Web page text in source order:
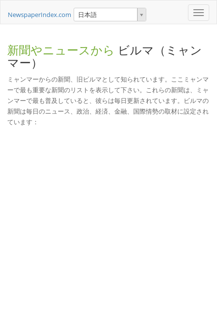
Toggle
NewspaperIndex.com 日本語
新聞やニュースから ビルマ（ミャン
マー）
ミャンマーからの新聞、旧ビルマとして知られています。ここミャンマ
ーで最も重要な新聞のリストを表示して下さい。これらの新聞は、ミャ
ンマーで最も普及していると、彼らは毎日更新されています。ビルマの
新聞は毎日のニュース、政治、経済、金融、国際情勢の取材に設定され
ています：